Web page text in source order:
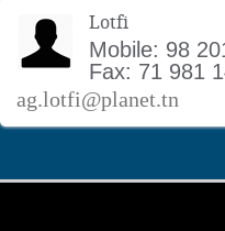
Lotfi
Mobile: 98
Fax: 71 981
ag.lotfi@planet.tn